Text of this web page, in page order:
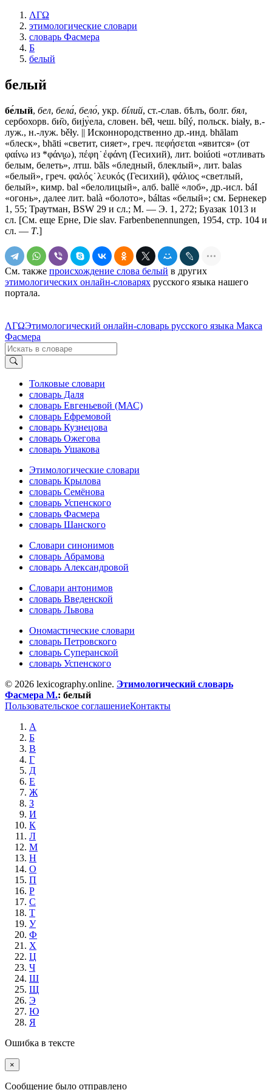
ΛΓΩ
этимологические словари
словарь Фасмера
Б
белый
белый
бе́лый, бел, бела́, бело́, укр. бíлий, ст.-слав. бѣлъ, болг. бял,
сербохорв. би̏о, биjу̀ела, словен. bė̂ł, чеш. bílý, польск. biały, в.-
луж., н.-луж. běły. || Исконнородственно др.-инд. bhālam
«блеск», bhāti «светит, сияет», греч. πεφήσεται «явится» (от
φαίνω из *φάνι̯ω), πέφη ̇ ἐφάνη (Гесихий), лит. boiúoti «отливать
белым, белеть», лтш. bãls «бледный, блеклый», лит. balas
«белый», греч. φαλός ̇ λευκός (Гесихий), φάλιος «светлый,
белый», кимр. bal «белолицый», алб. ballë «лоб», др.-исл. báI
«огонь», далее лит. balà «болото», báltas «белый»; см. Бернекер
1, 55; Траутман, BSW 29 и сл.; М. — Э. 1, 272; Буазак 1013 и
сл. [См. еще Ерне, Die slav. Farbenbenennungen, 1954, стр. 104 и
сл. — Т.]
См. также происхождение слова белый в других
этимологических онлайн-словарях русского языка нашего
портала.
ΛΓΩЭтимологический онлайн-словарь русского языка Макса
Фасмера
Толковые словари
словарь Даля
словарь Евгеньевой (МАС)
словарь Ефремовой
словарь Кузнецова
словарь Ожегова
словарь Ушакова
Этимологические словари
словарь Крылова
словарь Семёнова
словарь Успенского
словарь Фасмера
словарь Шанского
Словари синонимов
словарь Абрамова
словарь Александровой
Словари антонимов
словарь Введенской
словарь Львова
Ономастические словари
словарь Петровского
словарь Суперанской
словарь Успенского
© 2026 lexicography.online. Этимологический словарь
Фасмера М.: белый
Пользовательское соглашениеКонтакты
А
Б
В
Г
Д
Е
Ж
З
И
К
Л
М
Н
О
П
Р
С
Т
У
Ф
Х
Ц
Ч
Ш
Щ
Э
Ю
Я
Ошибка в тексте
×
Cообщение было отправлено